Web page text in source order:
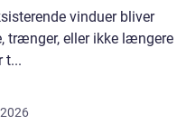
vinduer bliver
trænger, eller ikke længere
t...